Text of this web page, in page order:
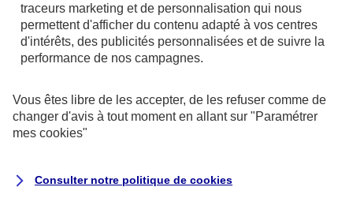
AXA Assistance France Assurances,
S.A au capital de 51 429 430,40 €,
Siège social :
8-10, rue Paul Vaillant Couturier
traceurs marketing et de personnalisation qui nous
permettent d'afficher du contenu adapté à vos centres
d'intérêts, des publicités personnalisées et de suivre la
performance de nos campagnes.
Vous êtes libre de les accepter, de les refuser comme de
changer d'avis à tout moment en allant sur "Paramétrer
mes cookies"
Consulter notre politique de cookies